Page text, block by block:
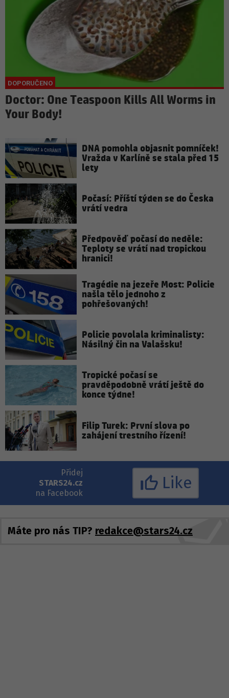
Doctor: One Teaspoon Kills All Worms in
Your Body!
DNA pomohla objasnit pomníček!
Vražda v Karlíně se stala před 15
lety
Počasí: Příští týden se do Česka
vrátí vedra
Předpověď počasí do neděle:
Teploty se vrátí nad tropickou
hranici!
Tragédie na jezeře Most: Policie
našla tělo jednoho z
pohřešovaných!
Policie povolala kriminalisty:
Násilný čin na Valašsku!
Tropické počasí se
pravděpodobně vrátí ještě do
konce týdne!
Filip Turek: První slova po
zahájení trestního řízení!
Přidej
STARS24.cz
na Facebook
Like
Máte pro nás TIP? redakce@stars24.cz